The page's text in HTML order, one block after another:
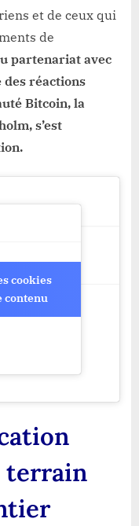
et de ceux qui
de
partenariat avec
des réactions
Bitcoin, la
s’est
cookies
contenu
cookies
contenu
terrain